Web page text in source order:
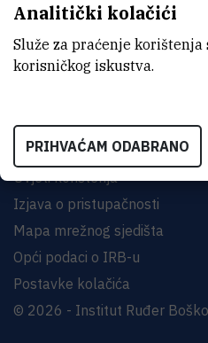
Bijenička cesta 54, 10000
KONTAKTIRAJTE NAS
Uvjeti korištenja
Izjava o pristupačnosti
Mapa mrežnog sjedišta
Opći podaci o IRB-u
Postavke kolačića
© 2026 - Institut Ruđer
Analitički kolačići
Služe za praćenje
korisničkog iskustva.
PRIHVAĆAM ODABRANO